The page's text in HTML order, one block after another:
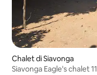
Chalet di Siavonga
Siavonga Eagle's chalet 11